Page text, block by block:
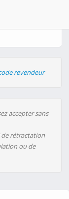
revendeur
accepter sans
de rétractation
ou de